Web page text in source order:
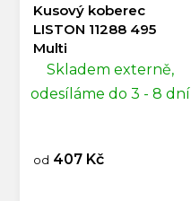
Kusový koberec
LISTON 11288 495
Multi
Skladem externě,
odesíláme do 3 - 8 dní
od 407 Kč